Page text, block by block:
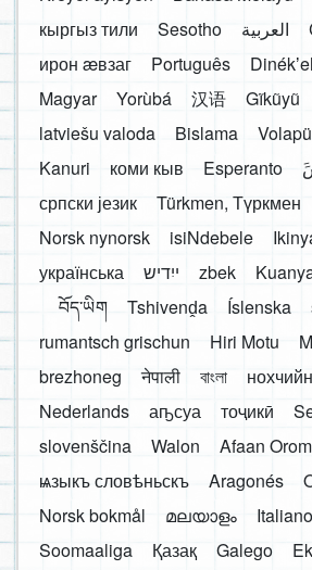
кыргыз тили
Sesotho العربية
ирон æвзаг
Português
Magyar
Yorùbá 汉语 Gĩkũyũ
latviešu valoda
Bislama
Kanuri
коми кыв Esperanto
српски језик
Türkmen, Түркмен
Norsk nynorsk
isiNdebele
українська
ייִדיש zbek
བོད་ཡིག
Tshivenḓa Íslenska
rumantsch grischun
Hiri Motu
brezhoneg
नेपाली বাংলা
Nederlands
аҧсуа тоҷикӣ
slovenščina
Walon Afaan
ѩзыкъ словѣньскъ
Aragonés
Norsk bokmål
മലയാളം Italiano
Soomaaliga
Қазақ Galego